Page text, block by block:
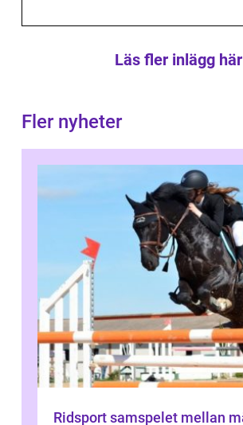
Läs fler inlägg här
Fler nyheter
Ridsport samspelet mellan människa